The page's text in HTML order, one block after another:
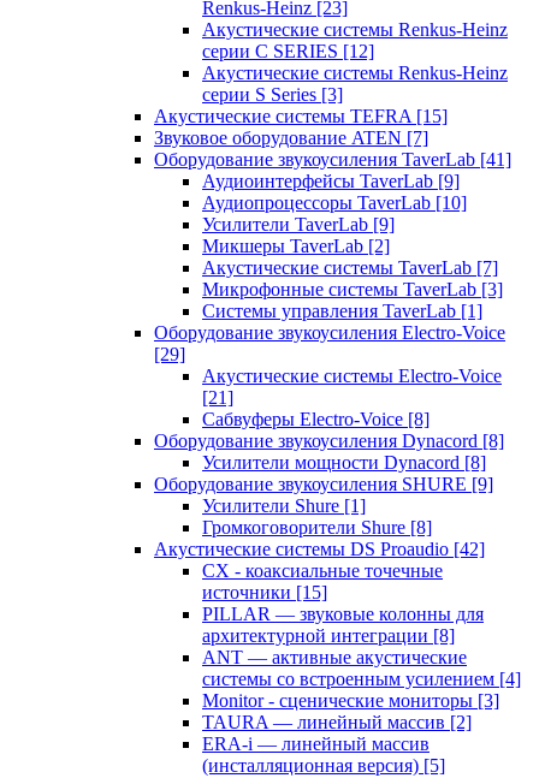
Renkus-Heinz [23]
Акустические системы Renkus-Heinz
серии C SERIES [12]
Акустические системы Renkus-Heinz
серии S Series [3]
Акустические системы TEFRA [15]
Звуковое оборудование ATEN [7]
Оборудование звукоусиления TaverLab [41]
Аудиоинтерфейсы TaverLab [9]
Аудиопроцессоры TaverLab [10]
Усилители TaverLab [9]
Микшеры TaverLab [2]
Акустические системы TaverLab [7]
Микрофонные системы TaverLab [3]
Системы управления TaverLab [1]
Оборудование звукоусиления Electro-Voice
[29]
Акустические системы Electro-Voice
[21]
Сабвуферы Electro-Voice [8]
Оборудование звукоусиления Dynacord [8]
Усилители мощности Dynacord [8]
Оборудование звукоусиления SHURE [9]
Усилители Shure [1]
Громкоговорители Shure [8]
Акустические системы DS Proaudio [42]
CX - коаксиальные точечные
источники [15]
PILLAR — звуковые колонны для
архитектурной интеграции [8]
ANT — активные акустические
системы со встроенным усилением [4]
Monitor - сценические мониторы [3]
TAURA — линейный массив [2]
ERA-i — линейный массив
(инсталляционная версия) [5]